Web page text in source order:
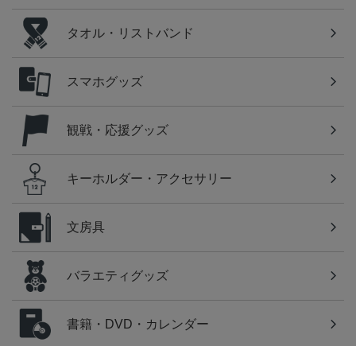
タオル・リストバンド
スマホグッズ
観戦・応援グッズ
キーホルダー・アクセサリー
文房具
バラエティグッズ
書籍・DVD・カレンダー